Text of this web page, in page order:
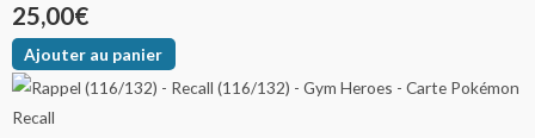
25,00€
Ajouter au panier
Recall